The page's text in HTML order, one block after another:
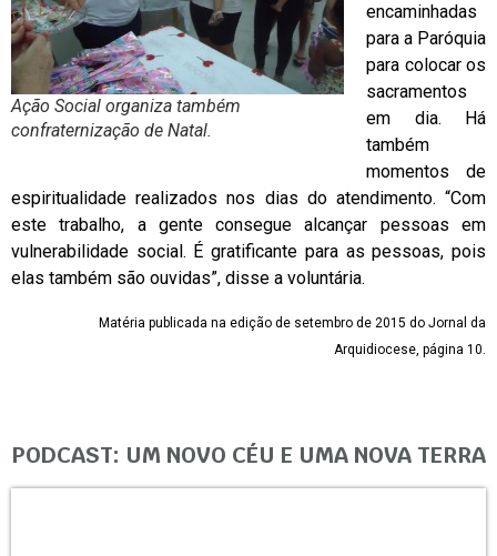
Ação Social organiza também
confraternização de Natal.
encaminhadas
para a Paróquia
para colocar os
sacramentos
em dia. Há
também
momentos de
espiritualidade realizados nos dias do atendimento. “Com
este trabalho, a gente consegue alcançar pessoas em
vulnerabilidade social. É gratificante para as pessoas, pois
elas também são ouvidas”, disse a voluntária.
Matéria publicada na edição de setembro de 2015 do Jornal da
Arquidiocese, página 10.
PODCAST: UM NOVO CÉU E UMA NOVA TERRA